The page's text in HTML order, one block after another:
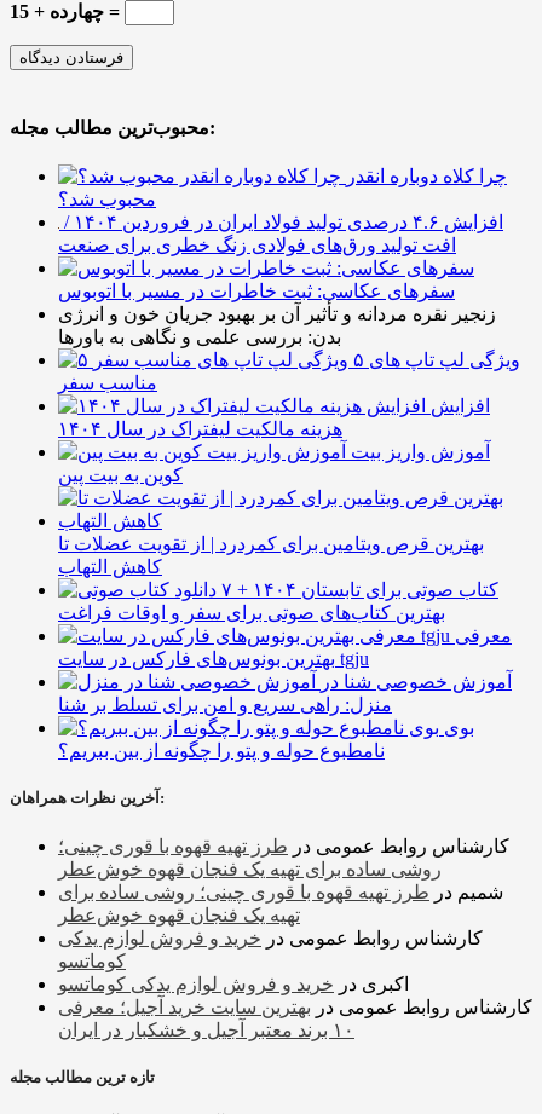
15 + چهارده =
محبوب‌ترین مطالب مجله:
چرا کلاه دوباره انقدر
محبوب شد؟
افزایش ۴.۶ درصدی تولید فولاد ایران در فروردین ۱۴۰۴ /
افت تولید ورق‌های فولادی زنگ خطری برای صنعت
سفرهای عکاسی: ثبت خاطرات در مسیر با اتوبوس
زنجیر نقره مردانه و تأثیر آن بر بهبود جریان خون و انرژی
بدن: بررسی علمی و نگاهی به باورها
۵ ویژگی لپ تاپ های
مناسب سفر
افزایش
هزینه مالکیت لیفتراک در سال ۱۴۰۴
آموزش واریز بیت
کوین به بیت پین
بهترین قرص ویتامین برای کمردرد | از تقویت عضلات تا
کاهش التهاب
۷ کتاب صوتی برای تابستان ۱۴۰۴ +
بهترین کتاب‌های صوتی برای سفر و اوقات فراغت
معرفی
بهترین بونوس‌های فارکس در سایت tgju
آموزش خصوصی شنا در
منزل: راهی سریع و امن برای تسلط بر شنا
بوی
نامطبوع حوله و پتو را چگونه از بین ببریم؟
آخرین نظرات همراهان:
کارشناس روابط عمومی در طرز تهیه قهوه با قوری چینی؛
روشی ساده برای تهیه یک فنجان قهوه خوش‌عطر
شمیم در طرز تهیه قهوه با قوری چینی؛ روشی ساده برای
تهیه یک فنجان قهوه خوش‌عطر
کارشناس روابط عمومی در خرید و فروش لوازم یدکی
کوماتسو
اکبری در خرید و فروش لوازم یدکی کوماتسو
کارشناس روابط عمومی در بهترین سایت خرید آجیل؛ معرفی
۱۰ برند معتبر آجیل و خشکبار در ایران
تازه ترین مطالب مجله